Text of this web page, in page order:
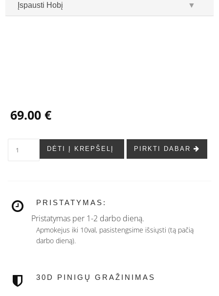
Įspausti Hobį ▼
69.00 €
DĖTI Į KREPŠELĮ PIRKTI DABAR
PRISTATYMAS:
Pristatymas per 1-2 darbo dieną.
Apmokejus iki 10val, pasistengsime išsiųsti (tą pačią
darbo dieną).
30D PINIGŲ GRAŽINIMAS